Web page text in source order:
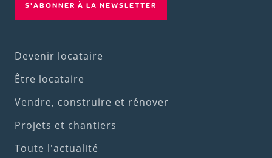
S'ABONNER À LA NEWSLETTER
Footer
(1st
menu)
Devenir locataire
Être locataire
Vendre, construire et rénover
Projets et chantiers
Toute l'actualité